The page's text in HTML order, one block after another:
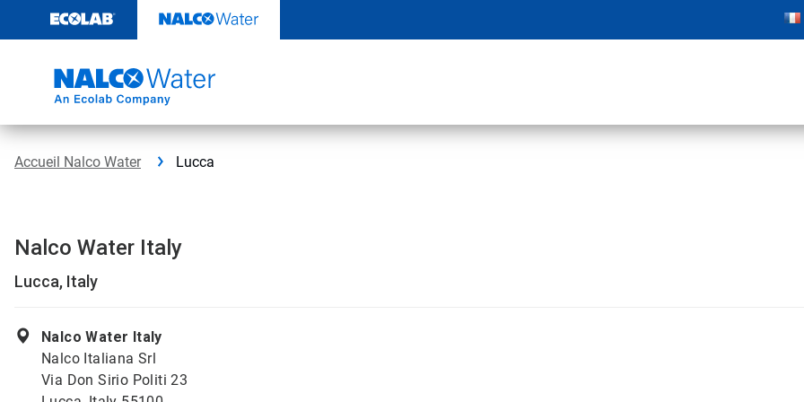
contenu
Accueil Nalco Water Lucca
Nalco Water Italy
Lucca, Italy
Nalco Water Italy
Nalco Italiana Srl
Via Don Sirio Politi 23